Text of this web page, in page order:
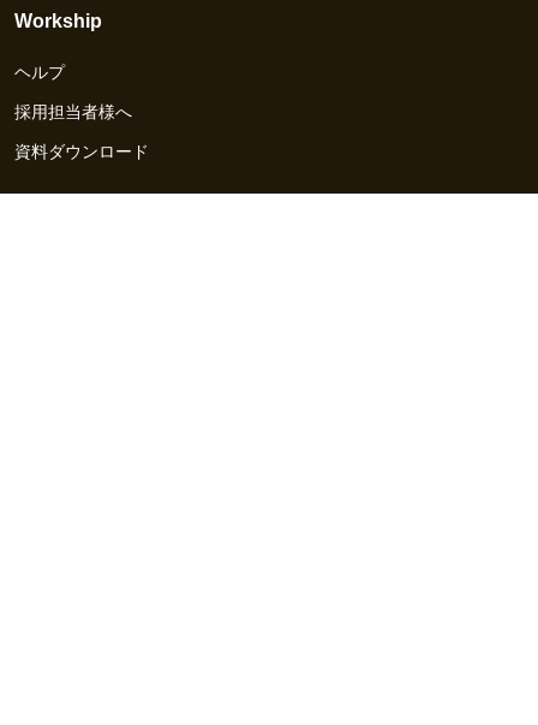
Workship
ヘルプ
採用担当者様へ
資料ダウンロード